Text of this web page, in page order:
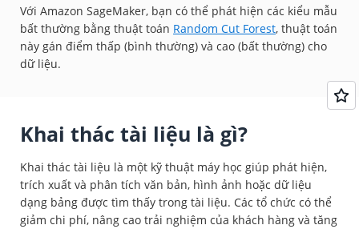
Với Amazon SageMaker, bạn có thể phát hiện các kiểu mẫu
bất thường bằng thuật toán Random Cut Forest, thuật toán
này gán điểm thấp (bình thường) và cao (bất thường) cho
dữ liệu.
Khai thác tài liệu là gì?
Khai thác tài liệu là một kỹ thuật máy học giúp phát hiện,
trích xuất và phân tích văn bản, hình ảnh hoặc dữ liệu
dạng bảng được tìm thấy trong tài liệu. Các tổ chức có thể
giảm chi phí, nâng cao trải nghiệm của khách hàng và tăng